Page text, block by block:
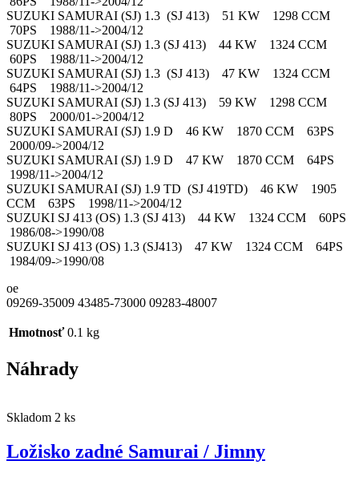
SUZUKI SAMURAI (SJ) 1.3 (SJ 413) 51 KW 1298 CCM
70PS 1988/11->2004/12
SUZUKI SAMURAI (SJ) 1.3 (SJ 413) 44 KW 1324 CCM
60PS 1988/11->2004/12
SUZUKI SAMURAI (SJ) 1.3 (SJ 413) 47 KW 1324 CCM
64PS 1988/11->2004/12
SUZUKI SAMURAI (SJ) 1.3 (SJ 413) 59 KW 1298 CCM
80PS 2000/01->2004/12
SUZUKI SAMURAI (SJ) 1.9 D 46 KW 1870 CCM 63PS
2000/09->2004/12
SUZUKI SAMURAI (SJ) 1.9 D 47 KW 1870 CCM 64PS
1998/11->2004/12
SUZUKI SAMURAI (SJ) 1.9 TD (SJ 419TD) 46 KW 1905
CCM 63PS 1998/11->2004/12
SUZUKI SJ 413 (OS) 1.3 (SJ 413) 44 KW 1324 CCM 60PS
1986/08->1990/08
SUZUKI SJ 413 (OS) 1.3 (SJ413) 47 KW 1324 CCM 64PS
1984/09->1990/08
oe
09269-35009 43485-73000 09283-48007
Hmotnosť 0.1 kg
Náhrady
Skladom 2 ks
Ložisko zadné Samurai / Jimny